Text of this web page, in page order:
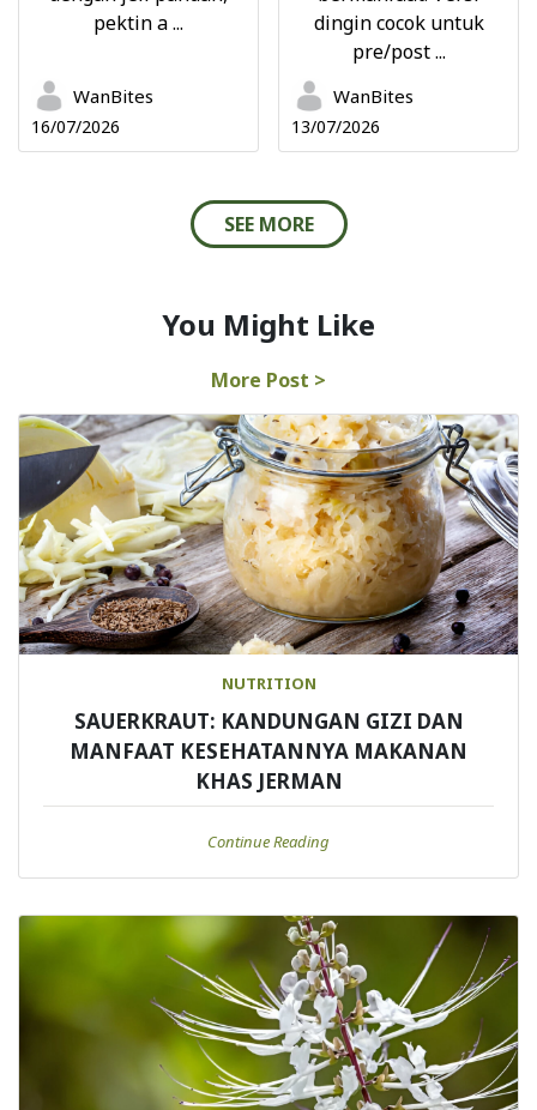
pektin a ...
WanBites
16/07/2026
dingin cocok untuk
pre/post ...
WanBites
13/07/2026
SEE MORE
You Might Like
More Post >
NUTRITION
SAUERKRAUT: KANDUNGAN GIZI DAN
MANFAAT KESEHATANNYA MAKANAN
KHAS JERMAN
Continue Reading